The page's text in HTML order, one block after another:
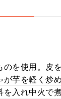
を使用。皮
芋を軽く炒め
入れ中火で煮